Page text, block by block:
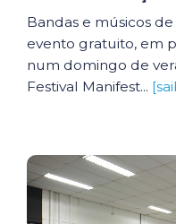
Bandas e músicos
evento gratuito, em
num domingo de
Festival Manifest...